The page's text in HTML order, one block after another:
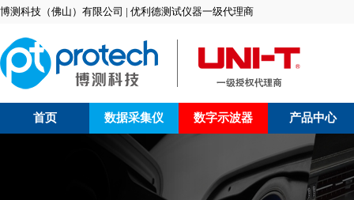
博测科技（佛山）有限公司 | 优利德测试仪器一级代理商
首页 数据采集仪 数字示波器 产品中心